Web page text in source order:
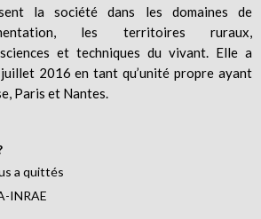
la société dans les domaines de
les territoires ruraux,
sciences et techniques du vivant. Elle a
2016 en tant qu’unité propre ayant
Paris et Nantes.
a quittés
INRAE